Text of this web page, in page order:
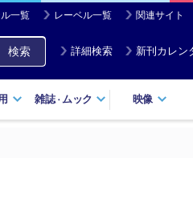
一覧 レーベル一覧 関連サイト
検索 詳細検索 新刊カレン
雑誌・ ムック 映像